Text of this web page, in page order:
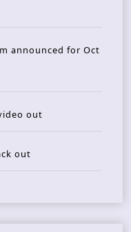
announced for Oct
video out
out